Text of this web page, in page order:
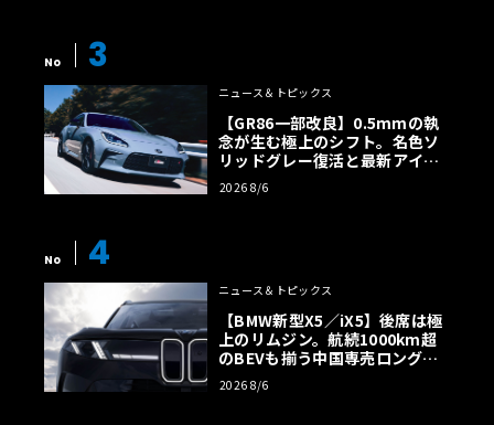
No 3
ニュース＆トピックス
【GR86一部改良】0.5mmの執
念が生む極上のシフト。名色ソ
リッドグレー復活と最新アイサ
イトでFRの極みへ
2026 8/6
No 4
ニュース＆トピックス
【BMW新型X5／iX5】後席は極
上のリムジン。航続1000km超
のBEVも揃う中国専売ロング仕
様の全貌
2026 8/6